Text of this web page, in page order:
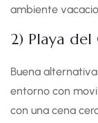
ambiente
2) Playa del
Buena
entorno con
con una cena